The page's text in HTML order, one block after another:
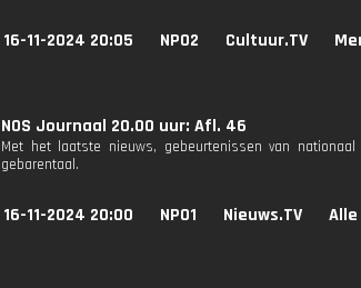
16-11-2024 20:05 NPO2 Cultuur.TV
NOS Journaal 20.00 uur: Afl. 46
Met het laatste nieuws, gebeurtenissen van
gebarentaal.
16-11-2024 20:00 NPO1 Nieuws.TV